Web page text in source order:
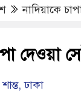
নাদিয়াকে
দেওয়া
ঢাকা